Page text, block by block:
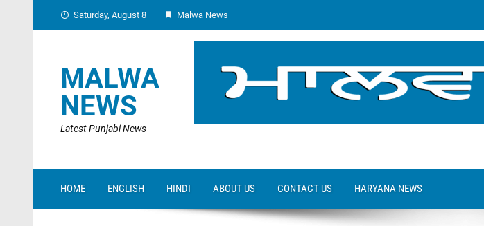
Saturday, August 8 Malwa News
MALWA
NEWS
Latest Punjabi News
HOME ENGLISH HINDI ABOUT US CONTACT US HARYANA NEWS